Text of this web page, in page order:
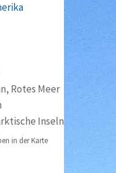
Rotes Meer
Inseln
in der Karte